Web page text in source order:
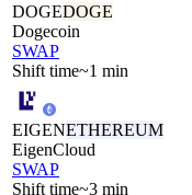
DOGEDOGE
Dogecoin
SWAP
Shift time~1 min
EIGENETHEREUM
EigenCloud
SWAP
Shift time~3 min